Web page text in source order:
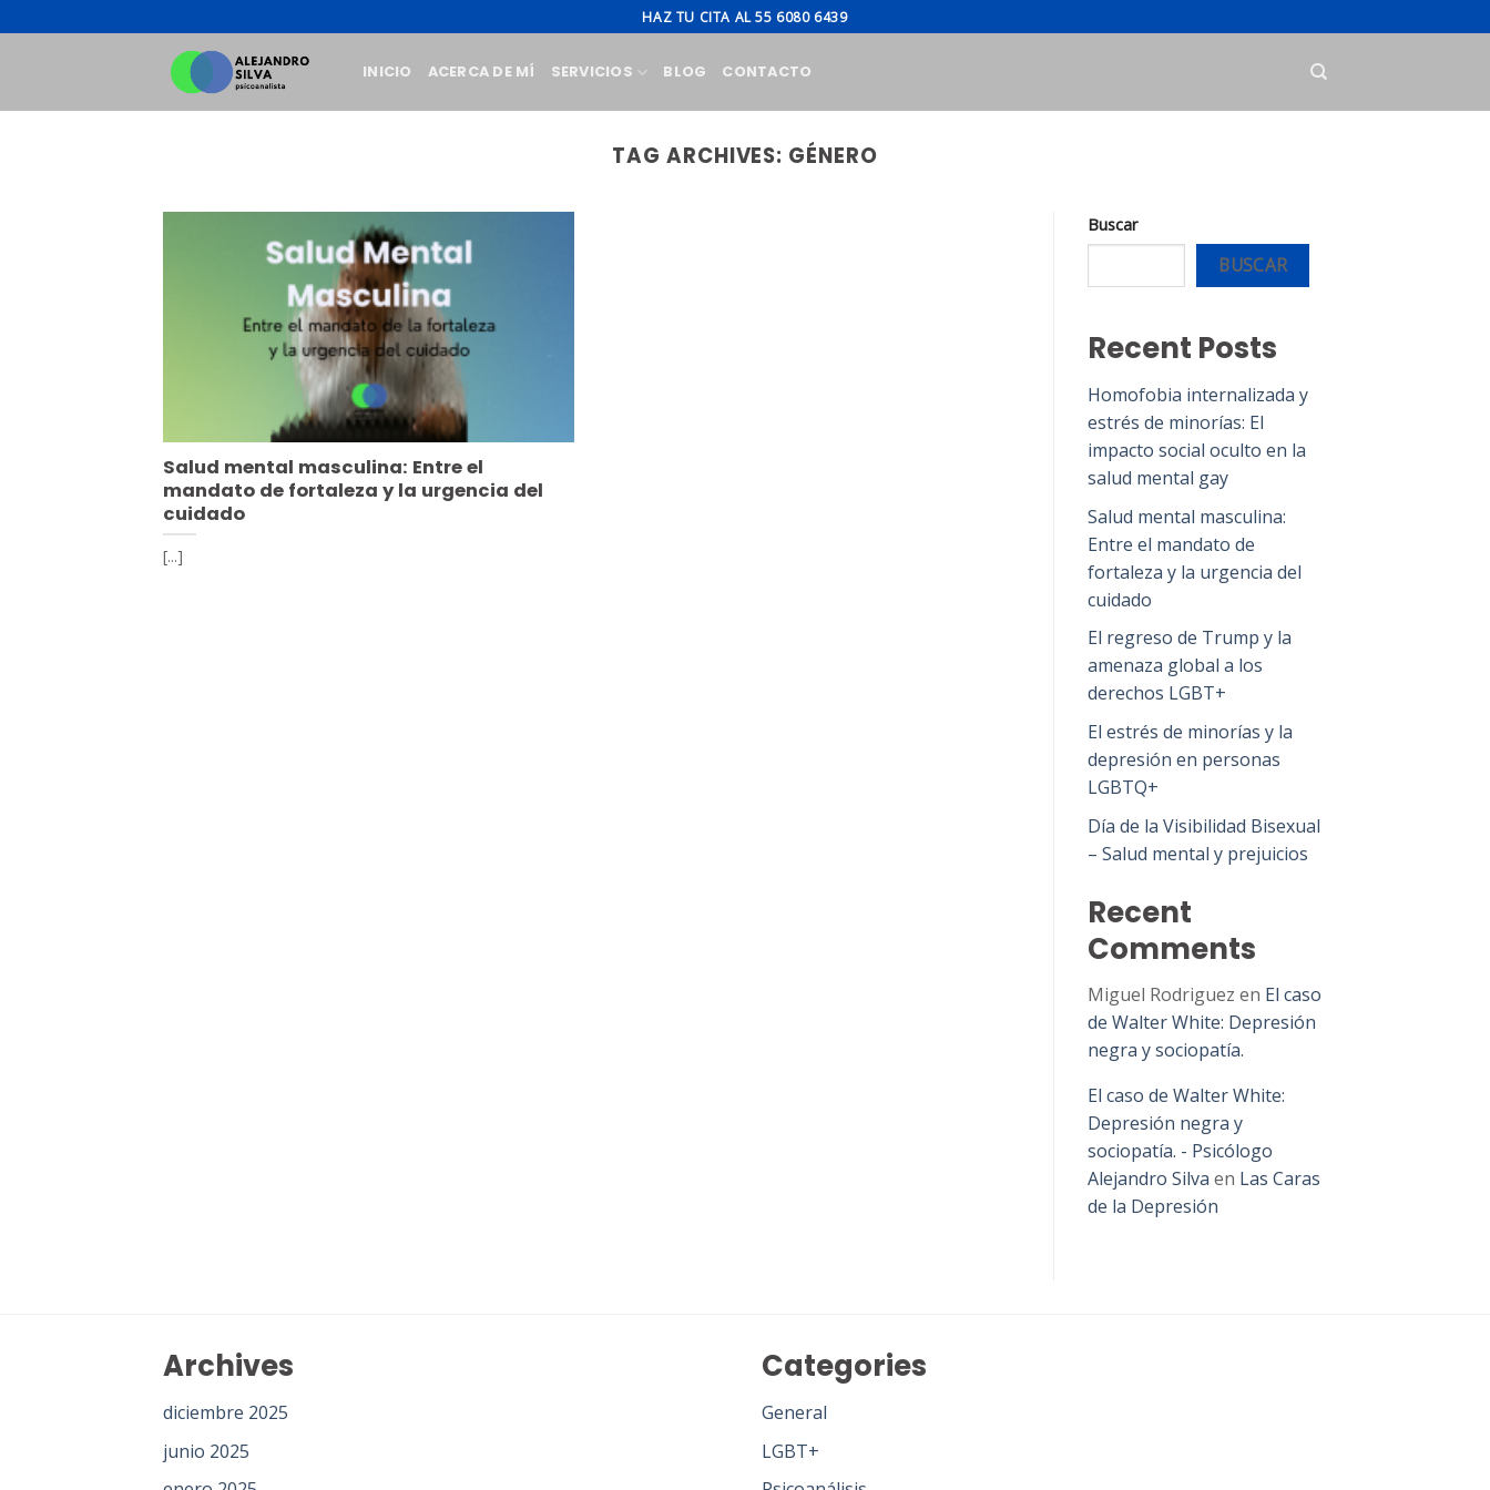
to
HAZ TU CITA AL 55 6080 6439
INICIO ACERCA DE MÍ SERVICIOS BLOG CONTACTO
TAG ARCHIVES: GÉNERO
Salud mental masculina: Entre el
mandato de fortaleza y la urgencia del
cuidado
[...]
Buscar
BUSCAR
Recent Posts
Homofobia internalizada y
estrés de minorías: El
impacto social oculto en la
salud mental gay
Salud mental masculina:
Entre el mandato de
fortaleza y la urgencia del
cuidado
El regreso de Trump y la
amenaza global a los
derechos LGBT+
El estrés de minorías y la
depresión en personas
LGBTQ+
Día de la Visibilidad Bisexual
– Salud mental y prejuicios
Recent
Comments
Miguel Rodriguez en El caso
de Walter White: Depresión
negra y sociopatía.
El caso de Walter White:
Depresión negra y
sociopatía. - Psicólogo
Alejandro Silva en Las Caras
de la Depresión
Archives
diciembre 2025
junio 2025
Categories
General
LGBT+